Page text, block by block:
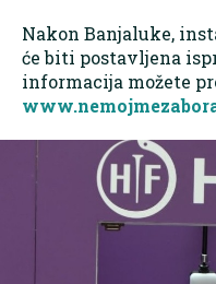
Nakon Banjaluke,
će biti postavljena
informacija možete